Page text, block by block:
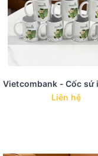
Liên hệ